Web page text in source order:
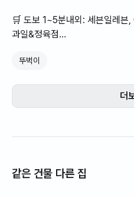
🛒 도보 1~5분내외: 세븐일레븐
과일&정육점
📚 도보 5~10분내외: 신정4, 7
🍽 도보 10분 내외, 500m 반경
KFC, 맘스터치, 롯데리아, 노브
뚜벅이
더
같은 건물 다른 집